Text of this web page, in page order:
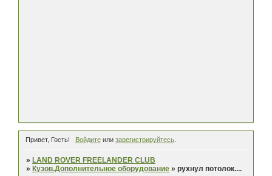
Привет, Гость! Войдитеили зарегистрируйтесь.
» LAND ROVER FREELANDER CLUB
» Кузов.Дополнительное оборудование »рухнул потолок....